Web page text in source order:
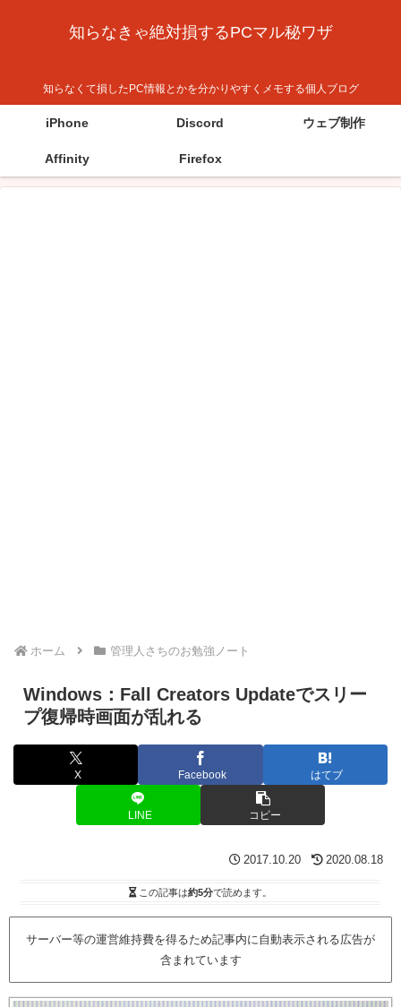
知らなきゃ絶対損するPCマル秘ワザ
知らなくて損したPC情報とかを分かりやすくメモする個人ブログ
iPhone Discord ウェブ制作
Affinity Firefox
ホーム 管理人さちのお勉強ノート
Windows：Fall Creators Updateでスリー
プ復帰時画面が乱れる
X Facebook はてブ
LINE コピー
2017.10.20 2020.08.18
この記事は約5分で読めます。
サーバー等の運営維持費を得るため記事内に自動表示される広告が
含まれています